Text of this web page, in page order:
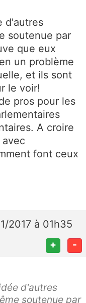
d'autres
soutenue par
que eux
un problème
et ils sont
le voir!
pros pour les
A croire
font ceux
2017 à 01h35
+ -
d'autres
soutenue par